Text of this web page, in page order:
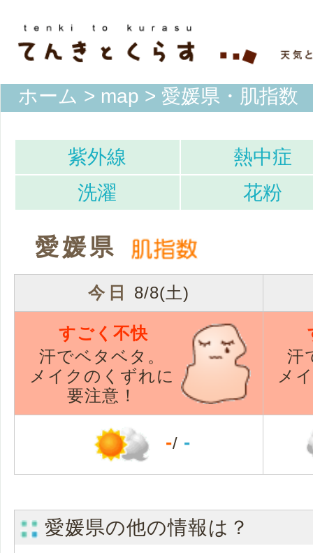
ホーム > map > 愛媛県・肌指数
紫外線
熱中症
洗濯
花粉
愛媛県
今日 8/8(土)
すごく不快
汗でベタベタ。
メイクのくずれに
要注意！
汗
メ
-/ -
愛媛県の他の情報は？